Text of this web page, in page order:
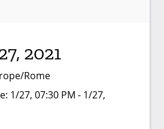
2021
Rome
1/27, 07:30 PM - 1/27,